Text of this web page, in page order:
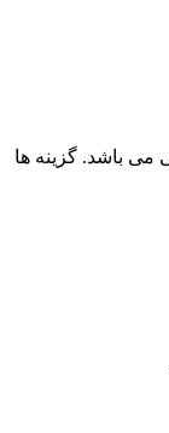
می باشد. گزینه ها